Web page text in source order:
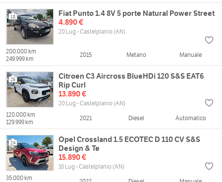
18
Fiat Punto 1.4 8V 5 porte Natural Power Street
4.890 €
20 Lug - Castelplanio (AN)
200.000 km
249.999 km
2015 Metano Manuale
25
Citroen C3 Aircross BlueHDi 120 S&S EAT6
Rip Curl
13.890 €
20 Lug - Castelplanio (AN)
120.000 km
129.999 km
2021 Diesel Automatico
24
Opel Crossland 1.5 ECOTEC D 110 CV S&S
Design & Te
15.890 €
16 Lug - Castelplanio (AN)
35.000 km